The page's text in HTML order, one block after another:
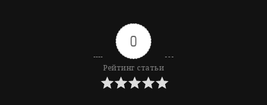
0
Рейтинг статьи